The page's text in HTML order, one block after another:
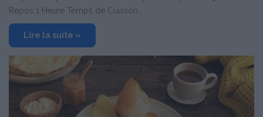
Repos 1 Heure Temps de Cuisson…
Lire la suite »